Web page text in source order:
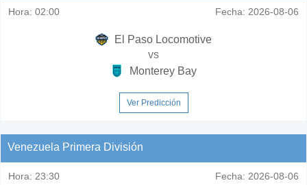
Hora: 02:00 Fecha: 2026-08-06
El Paso Locomotive
vs
Monterey Bay
Ver Predicción
Venezuela Primera División
Hora: 23:30 Fecha: 2026-08-06